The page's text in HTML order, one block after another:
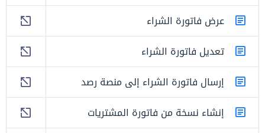
عرض فاتورة الشراء
تعديل فاتورة الشراء
إرسال فاتورة الشراء إلى منصة رصد
إنشاء نسخة من فاتورة المشتريات